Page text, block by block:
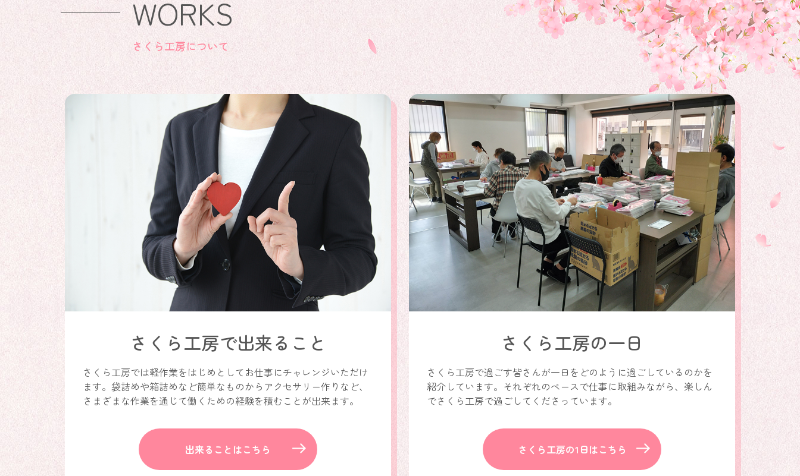
WORKS
さくら工房について
さくら工房で出来ること
さくら工房では軽作業をはじめとしてお仕事にチャレンジいただけ
ます。袋詰めや箱詰めなど簡単なものからアクセサリー作りなど、
さまざまな作業を通じて働くための経験を積むことが出来ます。
出来ることはこちら
さくら工房の一日
さくら工房で過ごす皆さんが一日をどのように過ごしているのかを
紹介しています。それぞれのペースで仕事に取組みながら、楽しん
でさくら工房で過ごしてくださっています。
さくら工房の1日はこちら